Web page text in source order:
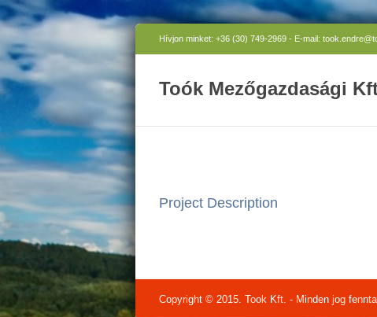
Hívjon minket: +36 (30) 749-2969 - E-mail:
Toók Mezőgazdasági
Project Description
Copyright © 2015. Took Kft. - Minden jog